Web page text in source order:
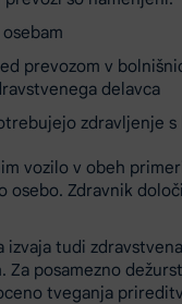
prevozom v
delavca
zdravljenje s
vozilo v obeh
osebo. Zdravnik
izvaja tudi
Za posamezno
tveganja